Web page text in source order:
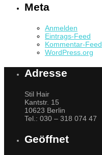
Meta
Anmelden
Eintrags-Feed
Kommentar-Feed
WordPress.org
Adresse
Stil Hair
Kantstr. 15
10623 Berlin
Tel.: 030 – 318 074 47
Geöffnet